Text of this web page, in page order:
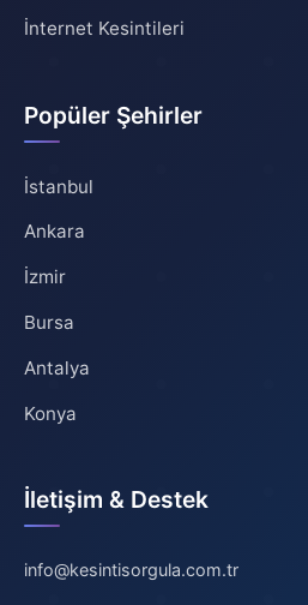
İnternet Kesintileri
Popüler Şehirler
İstanbul
Ankara
İzmir
Bursa
Antalya
Konya
İletişim & Destek
info@kesintisorgula.com.tr